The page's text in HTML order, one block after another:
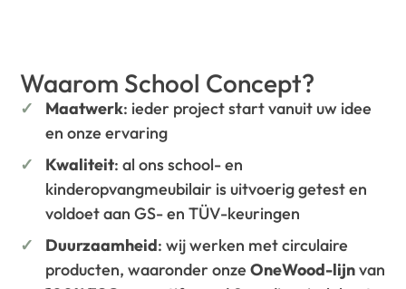
Waarom School Concept?
Maatwerk: ieder project start vanuit uw idee
en onze ervaring
Kwaliteit: al ons school- en
kinderopvangmeubilair is uitvoerig getest en
voldoet aan GS- en TÜV-keuringen
Duurzaamheid: wij werken met circulaire
producten, waaronder onzeOneWood-lijnvan